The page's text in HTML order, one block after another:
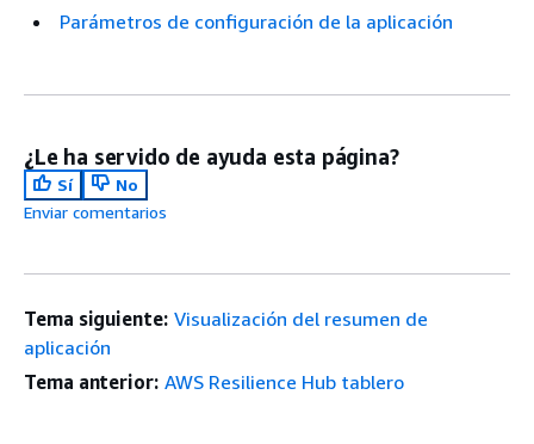
Parámetros de configuración de la aplicación
¿Le ha servido de ayuda esta página?
Sí
No
Enviar comentarios
Tema siguiente: Visualización del resumen de
aplicación
Tema anterior: AWS Resilience Hub tablero